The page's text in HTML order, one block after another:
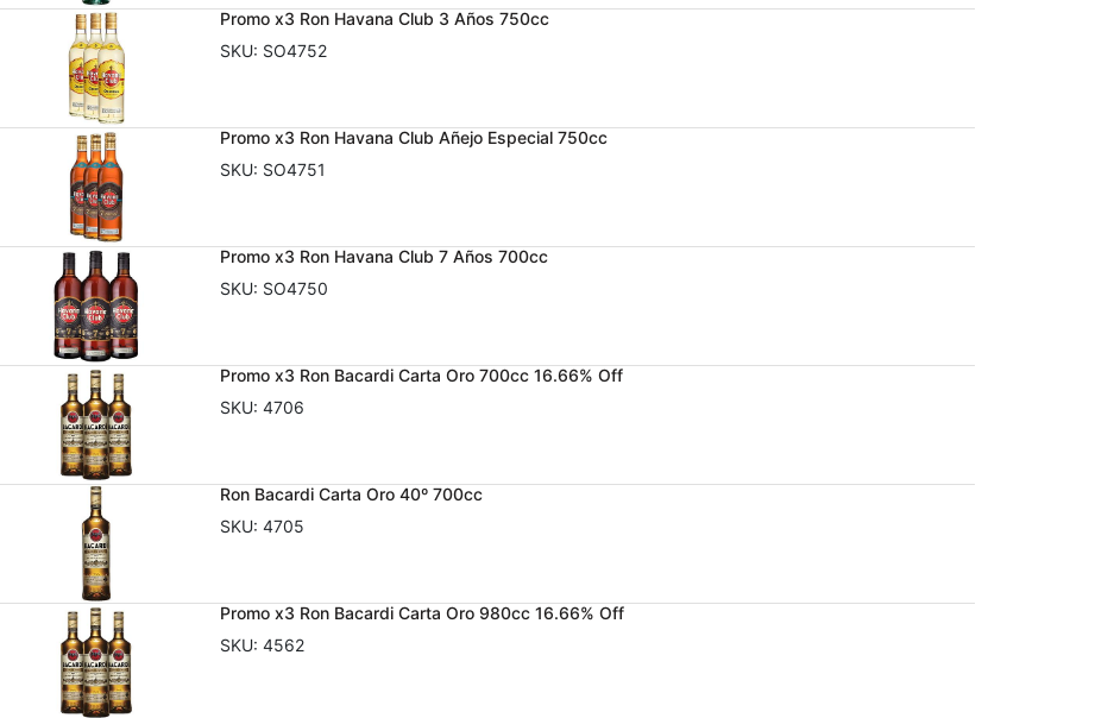
Promo x3 Ron Havana Club 3 Años 750cc
SKU: SO4752
Promo x3 Ron Havana Club Añejo Especial 750cc
SKU: SO4751
Promo x3 Ron Havana Club 7 Años 700cc
SKU: SO4750
Promo x3 Ron Bacardi Carta Oro 700cc 16.66% Off
SKU: 4706
Ron Bacardi Carta Oro 40º 700cc
SKU: 4705
Promo x3 Ron Bacardi Carta Oro 980cc 16.66% Off
SKU: 4562